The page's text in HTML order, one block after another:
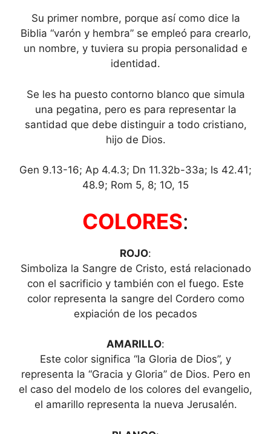
Su primer nombre, porque así como dice la
Biblia “varón y hembra” se empleó para crearlo,
un nombre, y tuviera su propia personalidad e
identidad.
Se les ha puesto contorno blanco que simula
una pegatina, pero es para representar la
santidad que debe distinguir a todo cristiano,
hijo de Dios.
Gen 9.13-16; Ap 4.4.3; Dn 11.32b-33a; Is 42.41;
48.9; Rom 5, 8; 1O, 15
COLORES:
ROJO:
Simboliza la Sangre de Cristo, está relacionado
con el sacrificio y también con el fuego. Este
color representa la sangre del Cordero como
expiación de los pecados
AMARILLO:
Este color significa “la Gloria de Dios”, y
representa la “Gracia y Gloria” de Dios. Pero en
el caso del modelo de los colores del evangelio,
el amarillo representa la nueva Jerusalén.